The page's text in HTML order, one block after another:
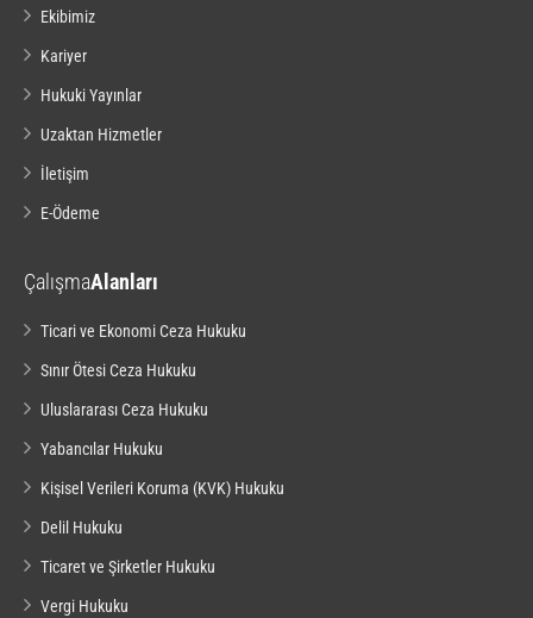
Ekibimiz
Kariyer
Hukuki Yayınlar
Uzaktan Hizmetler
İletişim
E-Ödeme
ÇalışmaAlanları
Ticari ve Ekonomi Ceza Hukuku
Sınır Ötesi Ceza Hukuku
Uluslararası Ceza Hukuku
Yabancılar Hukuku
Kişisel Verileri Koruma (KVK) Hukuku
Delil Hukuku
Ticaret ve Şirketler Hukuku
Vergi Hukuku